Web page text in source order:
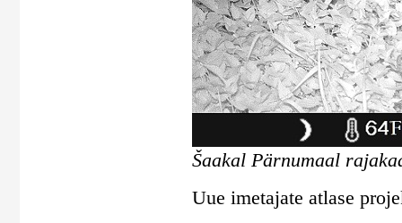
Šaakal Pärnumaal
Uue imetajate atlase